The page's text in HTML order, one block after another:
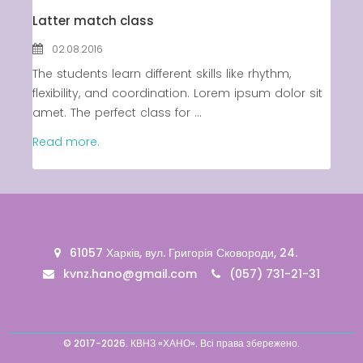
Latter match class
02.08.2016
The students learn different skills like rhythm,
flexibility, and coordination. Lorem ipsum dolor sit
amet. The perfect class for ...
Read more.
61057 Харків, вул. Григорія Сковороди, 24.
kvnz.hano@gmail.com
(057) 731-21-31
© 2017-2026. КВНЗ «ХАНО». Всі права збережено.